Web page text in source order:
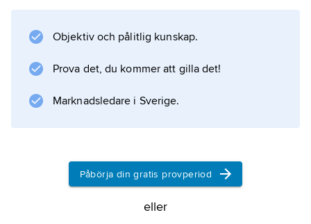
hornpipa och säckpipa. Cylindrisk borrning
tumhål och sju fingerhål fick det oftast
klafflösa krumhornet blott en nonas
tonomfång.
Information om artikeln
Objektiv och pålitlig kunskap.
Prova det, du kommer att gilla det!
Marknadsledare i Sverige.
Påbörja din gratis provperiod
eller